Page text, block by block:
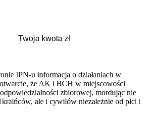
IPN-u informacja o działaniach w
że AK i BCH w miejscowości
odpowiedzialności zbiorowej, mordując nie
ale i cywilów niezależnie od płci i